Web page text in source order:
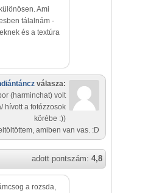
Ami
tálalnám -
és a textúra
válasza:
(harminchat) volt
hívott a fotózzosok
körébe :))
amiben van vas. :D
adott pontszám: 4,8
a rozsda,